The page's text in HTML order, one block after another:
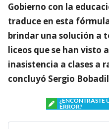
Gobierno con la
traduce en esta
brindar una solución a
liceos que se han visto
inasistencia a clases a
concluyó Sergio
¿ENCONTRASTE
ERROR?